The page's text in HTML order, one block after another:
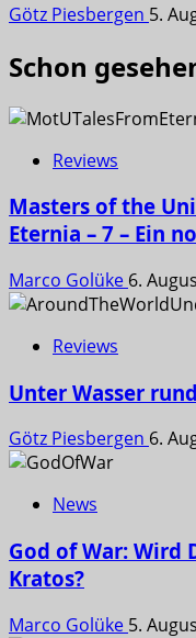
Götz Piesbergen 5.
Schon
Reviews
Masters of the
Eternia – 7 – Ein
Marco Golüke 6.
Reviews
Unter Wasser
Götz Piesbergen 6.
News
God of War: Wird
Kratos?
Marco Golüke 5.